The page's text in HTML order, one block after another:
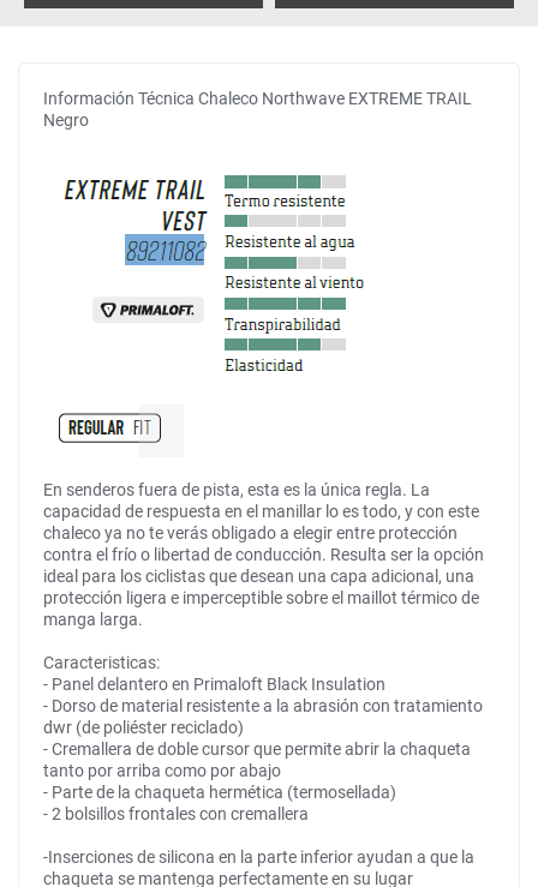
Información Técnica Chaleco Northwave EXTREME TRAIL
Negro
En senderos fuera de pista, esta es la única regla. La
capacidad de respuesta en el manillar lo es todo, y con este
chaleco ya no te verás obligado a elegir entre protección
contra el frío o libertad de conducción. Resulta ser la opción
ideal para los ciclistas que desean una capa adicional, una
protección ligera e imperceptible sobre el maillot térmico de
manga larga.
Caracteristicas:
- Panel delantero en Primaloft Black Insulation
- Dorso de material resistente a la abrasión con tratamiento
dwr (de poliéster reciclado)
- Cremallera de doble cursor que permite abrir la chaqueta
tanto por arriba como por abajo
- Parte de la chaqueta hermética (termosellada)
- 2 bolsillos frontales con cremallera
-Inserciones de silicona en la parte inferior ayudan a que la
chaqueta se mantenga perfectamente en su lugar